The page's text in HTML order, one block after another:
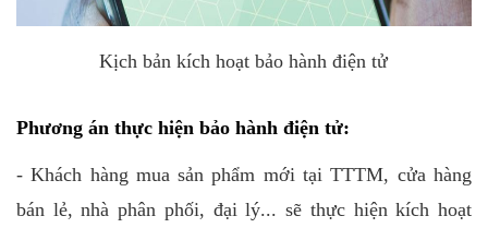
Kịch bản kích hoạt bảo hành điện tử
Phương án thực hiện bảo hành điện tử:
- Khách hàng mua sản phẩm mới tại TTTM, cửa hàng
bán lẻ, nhà phân phối, đại lý... sẽ thực hiện kích hoạt